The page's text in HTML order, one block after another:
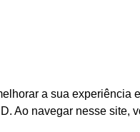
a sua
Ao navegar nesse site,